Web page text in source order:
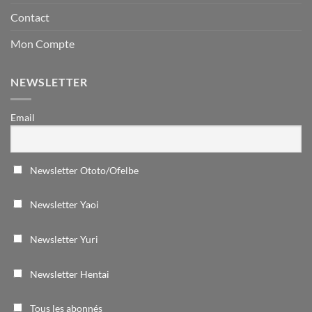
Contact
Mon Compte
NEWSLETTER
Email
Newsletter Ototo/Ofelbe
Newsletter Yaoi
Newsletter Yuri
Newsletter Hentai
Tous les abonnés